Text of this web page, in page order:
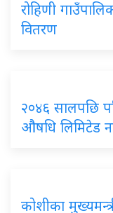
रोहिणी
वितरण
२०४६ सालपछि
औषधि लिमिटेड
कोशीका